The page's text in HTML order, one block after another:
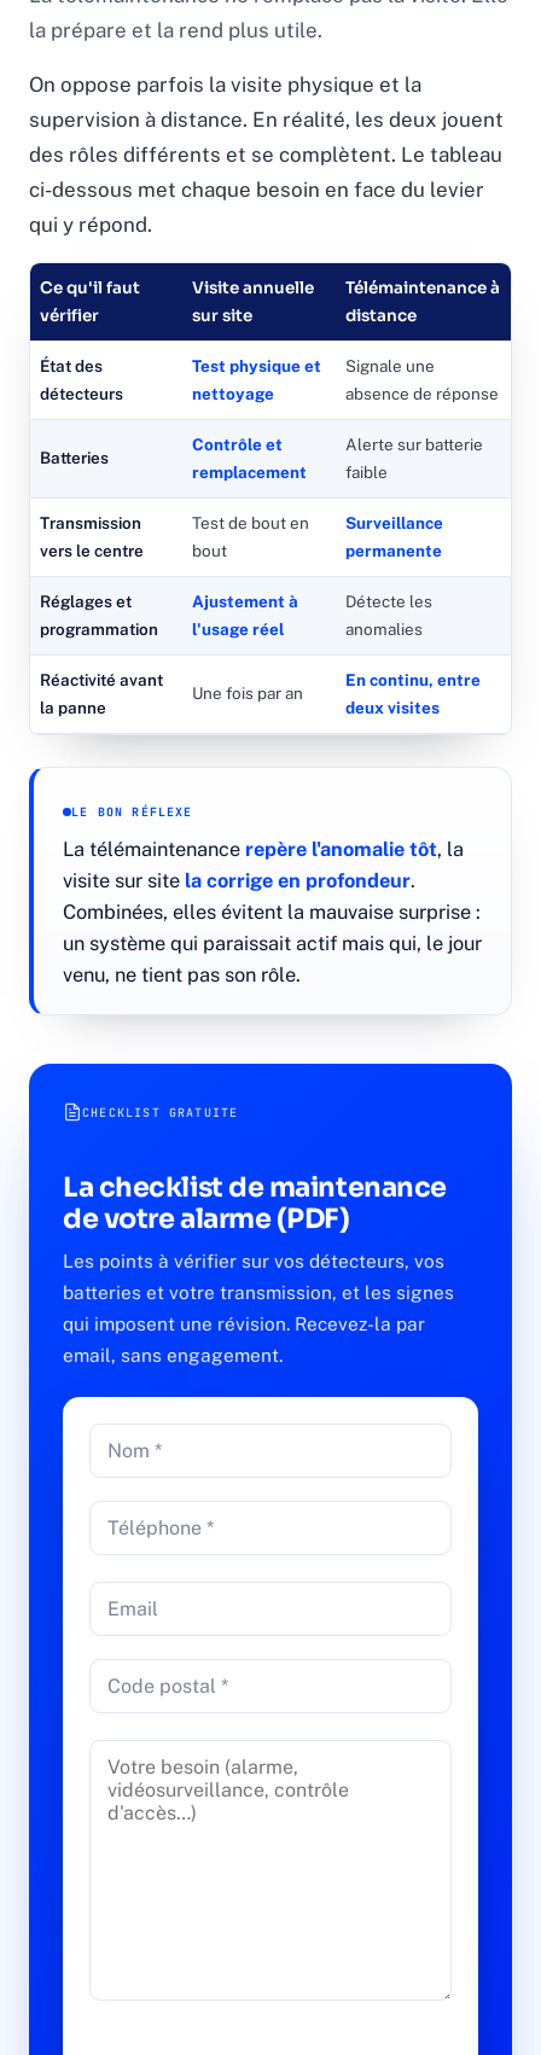
la prépare et la rend plus utile.
On oppose parfois la visite physique et la
supervision à distance. En réalité, les deux jouent
des rôles différents et se complètent. Le tableau
ci-dessous met chaque besoin en face du levier
qui y répond.
Ce qu'il faut
vérifier
Visite annuelle
sur site
Télémaintenance à
distance
État des
détecteurs
Test physique et
nettoyage
Signale une
absence de réponse
Batteries
Contrôle et
remplacement
Alerte sur batterie
faible
Transmission
vers le centre
Test de bout en
bout
Surveillance
permanente
Réglages et
programmation
Ajustement à
l'usage réel
Détecte les
anomalies
Réactivité avant
la panne
Une fois par an
En continu, entre
deux visites
LE BON RÉFLEXE
La télémaintenance repère l'anomalie tôt, la
visite sur site la corrige en profondeur.
Combinées, elles évitent la mauvaise surprise :
un système qui paraissait actif mais qui, le jour
venu, ne tient pas son rôle.
CHECKLIST GRATUITE
La checklist de maintenance
de votre alarme (PDF)
Les points à vérifier sur vos détecteurs, vos
batteries et votre transmission, et les signes
qui imposent une révision. Recevez-la par
email, sans engagement.